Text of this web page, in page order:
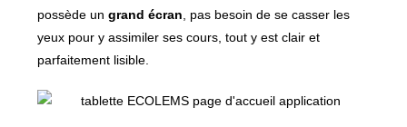
possède ungrand écran , pas besoin de se casser les
yeux pour y assimiler ses cours, tout y est clair et
parfaitement lisible.